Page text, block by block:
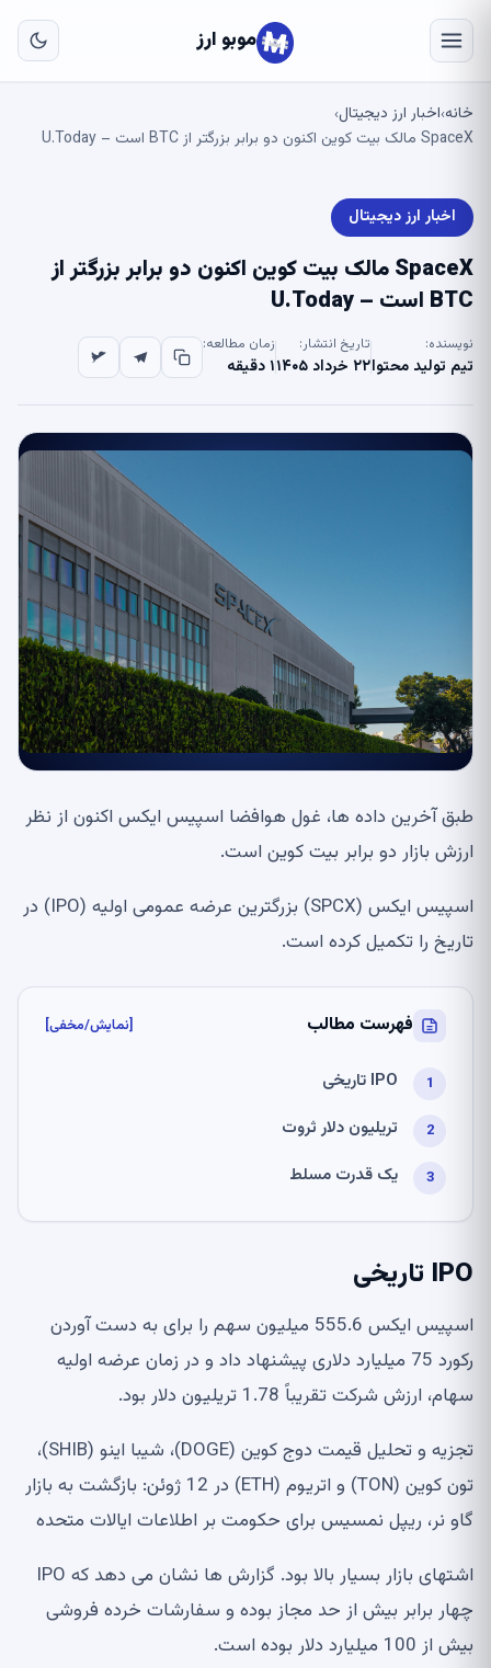
موبو ارز
خانه›اخبار ارز دیجیتال›
SpaceX مالک بیت کوین اکنون دو برابر بزرگتر از BTC است – U.Today
اخبار ارز دیجیتال
SpaceX مالک بیت کوین اکنون دو برابر بزرگتر از
BTC است – U.Today
نویسنده:
تیم تولید محتوا
تاریخ انتشار:
۲۲ خرداد ۱۴۰۵
زمان مطالعه:
۱ دقیقه
طبق آخرین داده ها، غول هوافضا اسپیس ایکس اکنون از نظر
ارزش بازار دو برابر بیت کوین است.
اسپیس ایکس (SPCX) بزرگترین عرضه عمومی اولیه (IPO) در
تاریخ را تکمیل کرده است.
فهرست مطالب [نمایش/مخفی]
IPO تاریخی
تریلیون دلار ثروت
یک قدرت مسلط
IPO تاریخی
اسپیس ایکس 555.6 میلیون سهم را برای به دست آوردن
رکورد 75 میلیارد دلاری پیشنهاد داد و در زمان عرضه اولیه
سهام، ارزش شرکت تقریباً 1.78 تریلیون دلار بود.
تجزیه و تحلیل قیمت دوج کوین (DOGE)، شیبا اینو (SHIB)،
تون کوین (TON) و اتریوم (ETH) در 12 ژوئن: بازگشت به بازار
گاو نر، ریپل نمسیس برای حکومت بر اطلاعات ایالات متحده
اشتهای بازار بسیار بالا بود. گزارش ها نشان می دهد که IPO
چهار برابر بیش از حد مجاز بوده و سفارشات خرده فروشی
بیش از 100 میلیارد دلار بوده است.